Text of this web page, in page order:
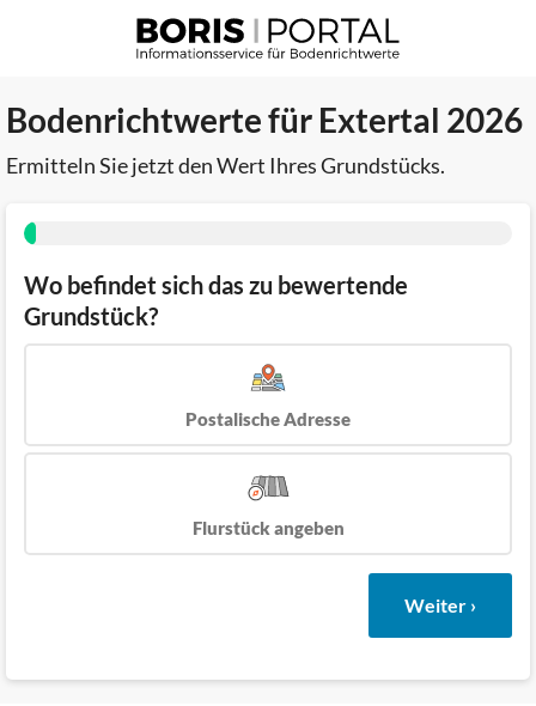
Bodenrichtwerte für Extertal 2026
Ermitteln Sie jetzt den Wert Ihres Grundstücks.
Wo befindet sich das zu bewertende
Grundstück?
Postalische Adresse
Flurstück angeben
Weiter ›